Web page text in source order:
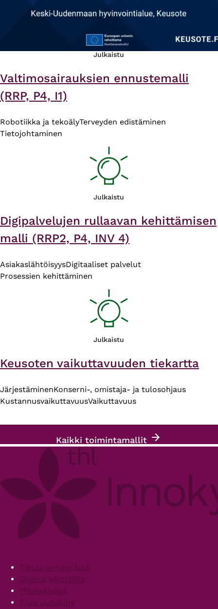
Julkaistu
Valtimosairauksien ennustemalli
(RRP, P4, I1)
Robotiikka ja tekoälyTerveyden edistäminen
Tietojohtaminen
Julkaistu
Digipalvelujen rullaavan kehittämisen
malli (RRP2, P4, INV 4)
AsiakaslähtöisyysDigitaaliset palvelut
Prosessien kehittäminen
Julkaistu
Keusoten vaikuttavuuden tiekartta
JärjestäminenKonserni-, omistaja- ja tulosohjaus
KustannusvaikuttavuusVaikuttavuus
Kaikki toimintamallit
FooterTietoa Innokylästä
Ohjeita käyttäjille
Yhteystiedot
Tilaa uutiskirje